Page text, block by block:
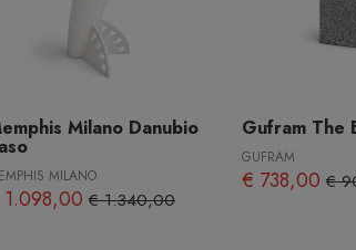
Milano Danubio
MILANO
€ 1.340,00
Gufram The
GUFRAM
€ 738,00 €